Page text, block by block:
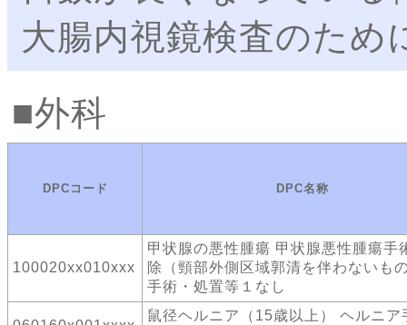
大腸内視鏡検査のため
外科
DPCコード DPC名称
100020xx010xxx
甲状腺の悪性腫瘍 甲状腺悪性腫瘍
除（頸部外側区域郭清を伴わないも
手術・処置等１なし
鼠径ヘルニア（15歳以上） ヘルニ